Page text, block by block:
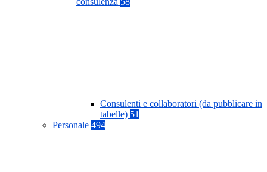
Consulenti e collaboratori (da pubblicare in
tabelle) 51
Personale 494